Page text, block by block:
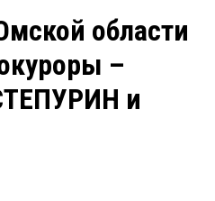
Рейтинги
Блоги
Архив
области
–
и